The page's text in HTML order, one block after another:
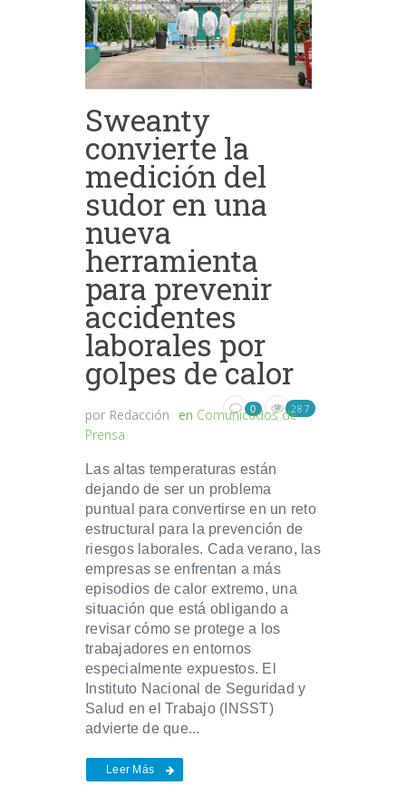
Sweanty
convierte la
medición del
sudor en una
nueva
herramienta
para prevenir
accidentes
laborales por
golpes de calor
por Redacción en Comunicados de
Prensa
0 287
Las altas temperaturas están
dejando de ser un problema
puntual para convertirse en un reto
estructural para la prevención de
riesgos laborales. Cada verano, las
empresas se enfrentan a más
episodios de calor extremo, una
situación que está obligando a
revisar cómo se protege a los
trabajadores en entornos
especialmente expuestos. El
Instituto Nacional de Seguridad y
Salud en el Trabajo (INSST)
advierte de que...
Leer Más